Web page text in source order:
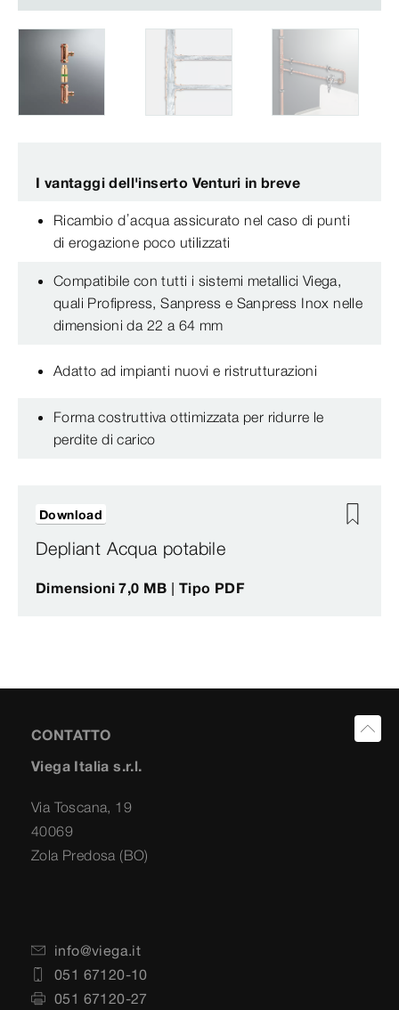
I vantaggi dell'inserto Venturi in breve
Ricambio d’acqua assicurato nel caso di punti
di erogazione poco utilizzati
Compatibile con tutti i sistemi metallici Viega,
quali Profipress, Sanpress e Sanpress Inox nelle
dimensioni da 22 a 64 mm
Adatto ad impianti nuovi e ristrutturazioni
Forma costruttiva ottimizzata per ridurre le
perdite di carico
Depliant Acqua potabile
Dimensioni 7,0 MB | Tipo PDF
Download
CONTATTO
Viega Italia s.r.l.
Via Toscana, 19
40069
Zola Predosa (BO)
info@viega.it
051 67120-10
051 67120-27